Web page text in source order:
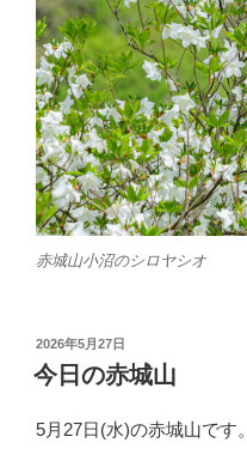
赤城山小沼のシロヤシオ
投
稿
日:
2026年5月27日
今日の赤城山
5月27日(水)の赤城山です。